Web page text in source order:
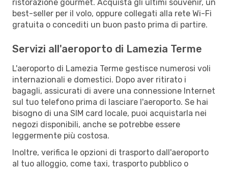
ristorazione gourmet. Acquista gli ultimi souvenir, un
best-seller per il volo, oppure collegati alla rete Wi-Fi
gratuita o concediti un buon pasto prima di partire.
Servizi all'aeroporto di Lamezia Terme
L'aeroporto di Lamezia Terme gestisce numerosi voli
internazionali e domestici. Dopo aver ritirato i
bagagli, assicurati di avere una connessione Internet
sul tuo telefono prima di lasciare l'aeroporto. Se hai
bisogno di una SIM card locale, puoi acquistarla nei
negozi disponibili, anche se potrebbe essere
leggermente più costosa.
Inoltre, verifica le opzioni di trasporto dall'aeroporto
al tuo alloggio, come taxi, trasporto pubblico o